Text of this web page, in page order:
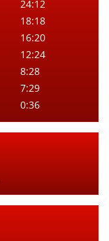
24:12
18:18
16:20
12:24
8:28
7:29
0:36